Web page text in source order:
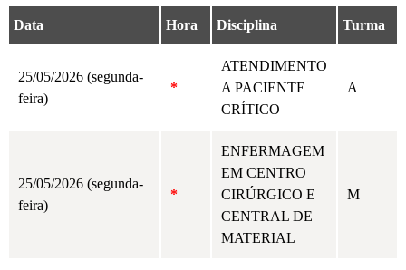
Data Hora Disciplina Turma
25/05/2026 (segunda-
feira)
*
ATENDIMENTO
A PACIENTE
CRÍTICO
A
25/05/2026 (segunda-
feira)
*
ENFERMAGEM
EM CENTRO
CIRÚRGICO E
CENTRAL DE
MATERIAL
M